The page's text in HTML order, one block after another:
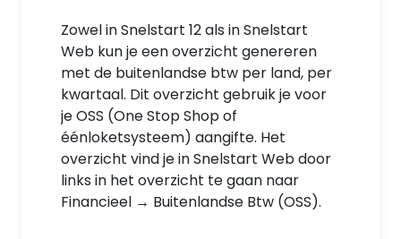
Zowel in Snelstart 12 als in Snelstart
Web kun je een overzicht genereren
met de buitenlandse btw per land, per
kwartaal. Dit overzicht gebruik je voor
je OSS (One Stop Shop of
éénloketsysteem) aangifte. Het
overzicht vind je in Snelstart Web door
links in het overzicht te gaan naar
Financieel → Buitenlandse Btw (OSS).